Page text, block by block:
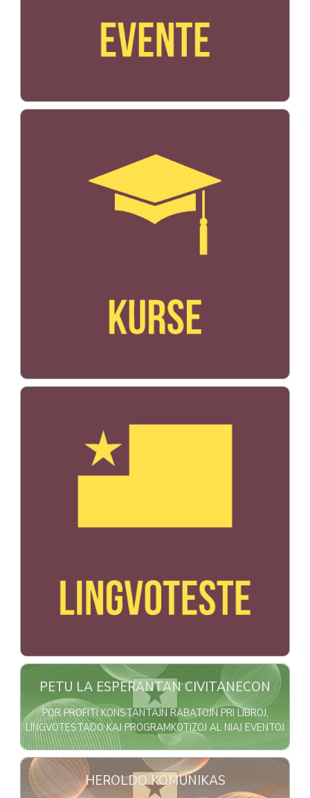
Bildo
Bildo
Bildo
PETU LA ESPERANTAN CIVITANECON
POR PROFITI KONSTANTAJN RABATOJN PRI LIBROJ,
LINGVOTESTADO KAJ PROGRAMKOTIZOJ AL NIAJ EVENTOJ
Bildo
HEROLDO KOMUNIKAS